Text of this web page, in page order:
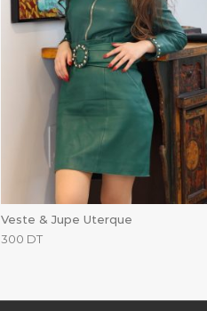
Veste & Jupe Uterque
300 DT